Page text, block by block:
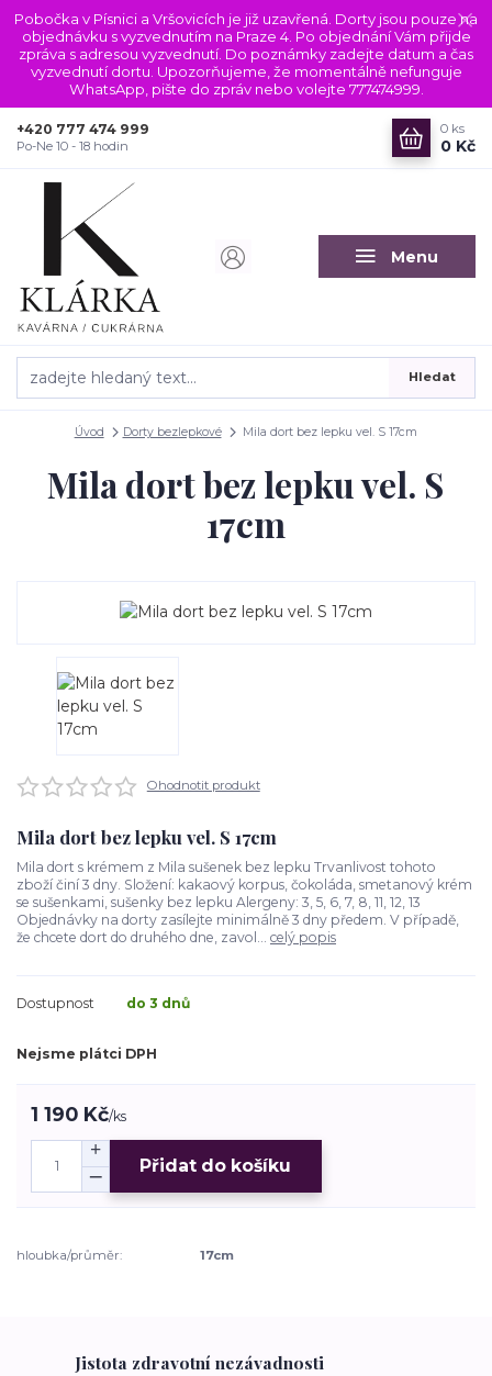
Pobočka v Písnici a Vršovicích je již uzavřená. Dorty jsou pouze na
objednávku s vyzvednutím na Praze 4. Po objednání Vám přijde
zpráva s adresou vyzvednutí. Do poznámky zadejte datum a čas
vyzvednutí dortu. Upozorňujeme, že momentálně nefunguje
WhatsApp, pište do zpráv nebo volejte 777474999.
Menu
Hledat
+420 777 474 999
Po-Ne 10 - 18 hodin
0 ks
0 Kč
Úvod Dorty bezlepkové Mila dort bez lepku vel. S 17cm
Mila dort bez lepku vel. S
17cm
Ohodnotit produkt
Mila dort bez lepku vel. S 17cm
Mila dort s krémem z Mila sušenek bez lepku Trvanlivost tohoto
zboží činí 3 dny. Složení: kakaový korpus, čokoláda, smetanový krém
se sušenkami, sušenky bez lepku Alergeny: 3, 5, 6, 7, 8, 11, 12, 13
Objednávky na dorty zasílejte minimálně 3 dny předem. V případě,
že chcete dort do druhého dne, zavol... celý popis
Dostupnost do 3 dnů
Nejsme plátci DPH
1 190 Kč/ks
Přidat do košíku
hloubka/průměr: 17cm
Jistota zdravotní nezávadnosti